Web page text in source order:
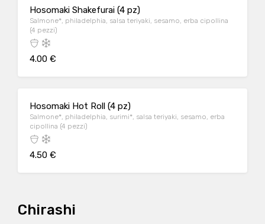
Hosomaki Shakefurai (4 pz)
Salmone*, philadelphia, salsa teriyaki, sesamo, erba cipollina
(4 pezzi)
4.00 €
Hosomaki Hot Roll (4 pz)
Salmone*, philadelphia, surimi*, salsa teriyaki, sesamo, erba
cipollina (4 pezzi)
4.50 €
Chirashi